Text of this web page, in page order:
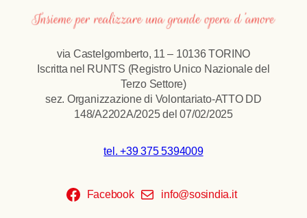
via Castelgomberto, 11 – 10136 TORINO
Iscritta nel RUNTS (Registro Unico Nazionale del
Terzo Settore)
sez. Organizzazione di Volontariato-ATTO DD
148/A2202A/2025 del 07/02/2025
tel. +39 375 5394009
Facebook info@sosindia.it